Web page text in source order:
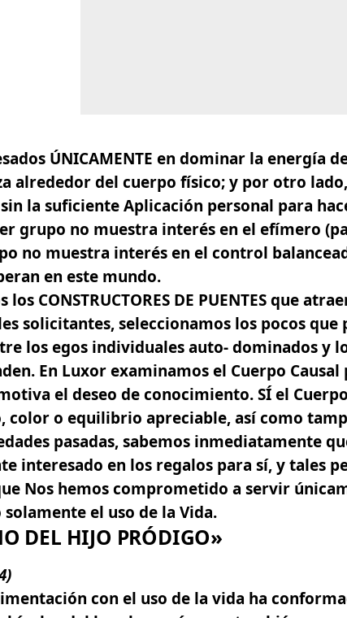
ÚNICAMENTE en dominar la energía
alrededor del cuerpo físico; y por otro
la suficiente Aplicación personal para
grupo no muestra interés en el efímero
no muestra interés en el control
en este mundo.
CONSTRUCTORES DE PUENTES que
solicitantes, seleccionamos los pocos que
los egos individuales auto- dominados y
En Luxor examinamos el Cuerpo
el deseo de conocimiento. SÍ el
color o equilibrio apreciable, así como
pasadas, sabemos inmediatamente
interesado en los regalos para sí,y tales
Nos hemos comprometido a servir
el uso de la Vida.
DEL HIJO PRÓDIGO»
)
con el uso de la vida ha